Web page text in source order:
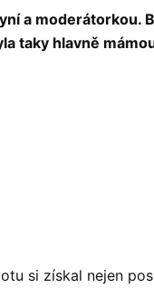
a moderátorkou.
taky hlavně
si získal nejen